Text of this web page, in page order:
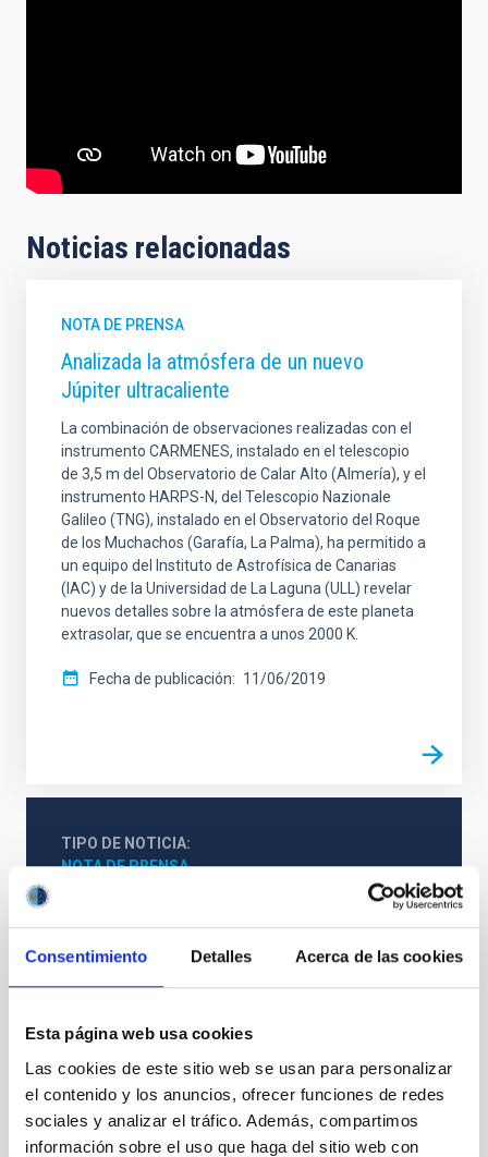
Consentimiento Detalles Acerca de las cookies
Esta página web usa cookies
Las cookies de este sitio web se usan para personalizar
el contenido y los anuncios, ofrecer funciones de redes
sociales y analizar el tráfico. Además, compartimos
información sobre el uso que haga del sitio web con
Noticias relacionadas
NOTA DE PRENSA
Analizada la atmósfera de un nuevo
Júpiter ultracaliente
La combinación de observaciones realizadas con el
instrumento CARMENES, instalado en el telescopio
de 3,5 m del Observatorio de Calar Alto (Almería), y el
instrumento HARPS-N, del Telescopio Nazionale
Galileo (TNG), instalado en el Observatorio del Roque
de los Muchachos (Garafía, La Palma), ha permitido a
un equipo del Instituto de Astrofísica de Canarias
(IAC) y de la Universidad de La Laguna (ULL) revelar
nuevos detalles sobre la atmósfera de este planeta
extrasolar, que se encuentra a unos 2000 K.
Fecha de publicación 11/06/2019
TIPO DE NOTICIA
NOTA DE PRENSA
SO INVESTIGACIÓN
Astrofísica
Medios de comunicación
Sistema Solar y Sistemas Planetarios (SEYSS)
Júpiteres calientes
Vapor de agua
Exoplanetas
Gigantes de gas extrasolares